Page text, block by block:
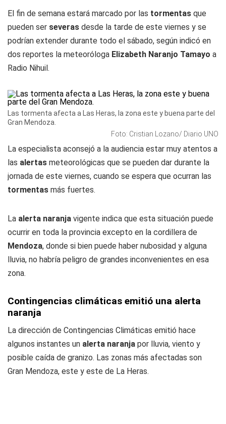
El fin de semana estará marcado por las tormentas que
pueden ser severas desde la tarde de este viernes y se
podrían extender durante todo el sábado, según indicó en
dos reportes la meteoróloga Elizabeth Naranjo Tamayo a
Radio Nihuil.
Las tormenta afecta a Las Heras, la zona este y buena parte del
Gran Mendoza.
Foto: Cristian Lozano/ Diario UNO
La especialista aconsejó a la audiencia estar muy atentos a
las alertas meteorológicas que se pueden dar durante la
jornada de este viernes, cuando se espera que ocurran las
tormentas más fuertes.
La alerta naranja vigente indica que esta situación puede
ocurrir en toda la provincia excepto en la cordillera de
Mendoza, donde si bien puede haber nubosidad y alguna
lluvia, no habría peligro de grandes inconvenientes en esa
zona.
Contingencias climáticas emitió una alerta
naranja
La dirección de Contingencias Climáticas emitió hace
algunos instantes un alerta naranja por lluvia, viento y
posible caída de granizo. Las zonas más afectadas son
Gran Mendoza, este y este de La Heras.